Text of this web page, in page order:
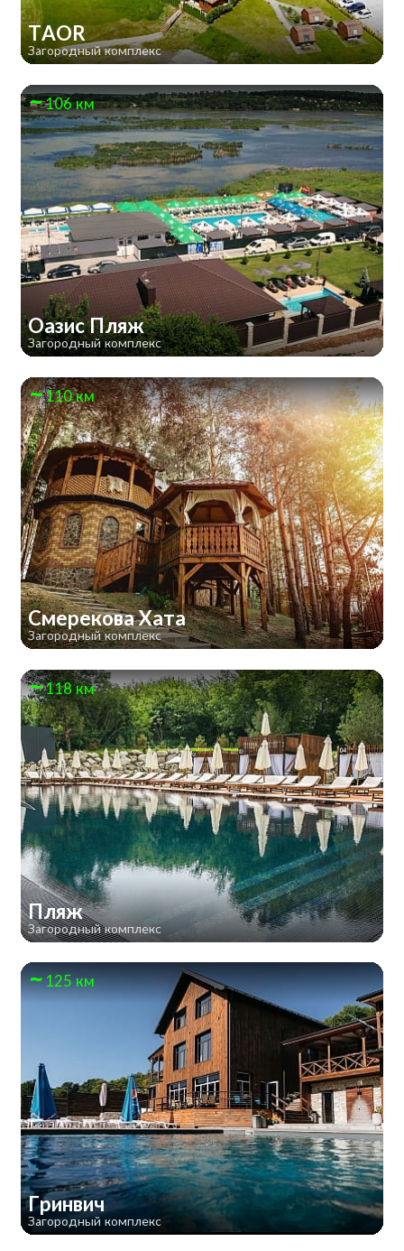
TAOR
Загородный комплекс
106 км
Оазис Пляж
Загородный комплекс
110 км
Смерекова Хата
Загородный комплекс
118 км
Пляж
Загородный комплекс
125 км
Гринвич
Загородный комплекс